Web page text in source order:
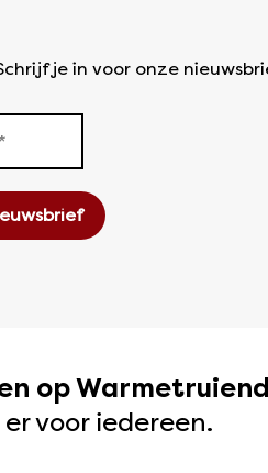
je in voor onze
op
voor iedereen.